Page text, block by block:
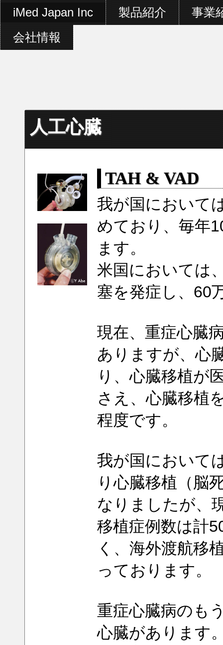
iMed Japan Inc 製品紹介
事業
会社情報
人工心臓
TAH & VAD
我が国において
めており、毎年
ます。
米国においては
塞を発症し、60
現在、重症心臓
ありますが、心
り、心臓移植が
さえ、心臓移植
程度です。
我が国において
り心臓移植（脳
なりましたが、
移植症例数は計
く、海外渡航移
っております。
重症心臓病のも
心臓があります